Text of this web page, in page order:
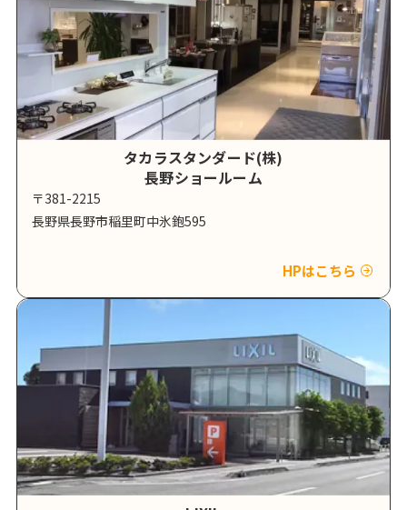
タカラスタンダード(株)
長野ショールーム
〒381-2215
長野県長野市稲里町中氷鉋595
HPはこちら